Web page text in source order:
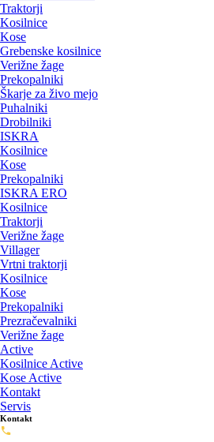
Traktorji
Kosilnice
Kose
Grebenske kosilnice
Verižne žage
Prekopalniki
Škarje za živo mejo
Puhalniki
Drobilniki
ISKRA
Kosilnice
Kose
Prekopalniki
ISKRA ERO
Kosilnice
Traktorji
Verižne žage
Villager
Vrtni traktorji
Kosilnice
Kose
Prekopalniki
Prezračevalniki
Verižne žage
Active
Kosilnice Active
Kose Active
Kontakt
Servis
Kontakt